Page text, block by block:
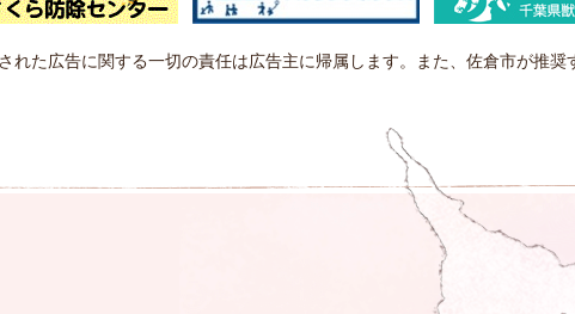
れた広告に関する一切の責任は広告主に帰属します。また、佐倉市が推奨